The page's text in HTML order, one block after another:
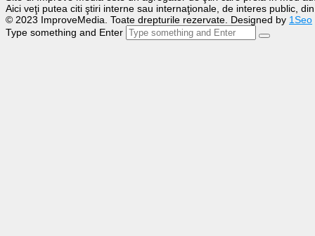
Aici veţi putea citi ştiri interne sau internaţionale, de interes public,
© 2023 ImproveMedia. Toate drepturile rezervate. Designed by 1Seo
Type something and Enter